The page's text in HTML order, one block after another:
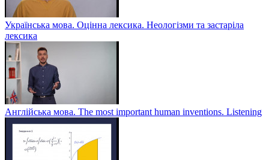
Українська мова. Оцінна лексика. Неологізми та застаріла
лексика
Англійська мова. The most important human inventions. Listening